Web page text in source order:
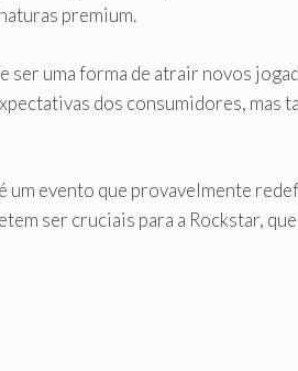
premium.
ser uma forma de atrair novos
dos consumidores,
um evento que provavelmente
ser cruciais para a Rockstar,